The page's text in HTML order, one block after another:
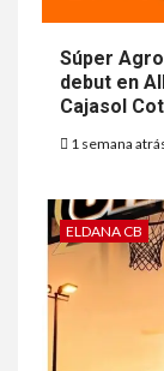
Súper
debut en
Cajasol
1 semana
ELDANA CB